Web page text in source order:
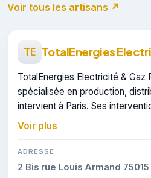
Voir tous les artisans ↗
TE TotalEnergies
TotalEnergies Electricité & Gaz
spécialisée en production,
intervient à Paris. Ses
de panneaux solaires.
Voir plus
ADRESSE
2 Bis rue Louis Armand